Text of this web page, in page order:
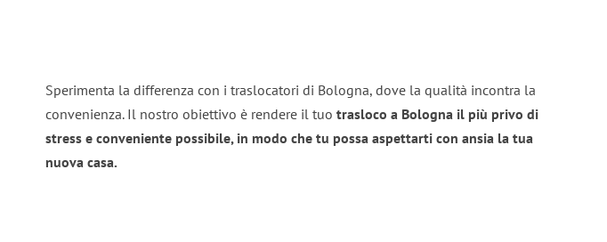
Sperimenta la differenza con i traslocatori di Bologna, dove la qualità incontra la
convenienza. Il nostro obiettivo è rendere il tuo trasloco a Bologna il più privo di
stress e conveniente possibile, in modo che tu possa aspettarti con ansia la tua
nuova casa.